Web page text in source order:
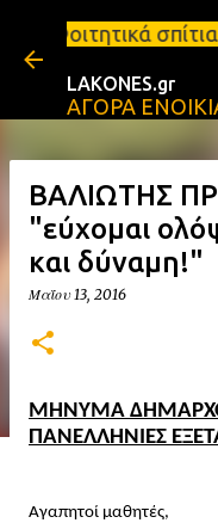
Μετάβαση
προς
LAKONES.gr
ΑΓΟΡΑ
ΒΑΛΙΩΤΗΣ
"εύχομαι
και δύναμη!"
Μαΐου 13, 2016
ΜΗΝΥΜΑ
ΠΑΝΕΛΛΗΝΙΕΣ
Αγαπητοί μαθητές,